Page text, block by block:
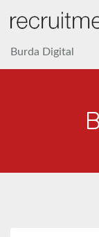
Burda Digital